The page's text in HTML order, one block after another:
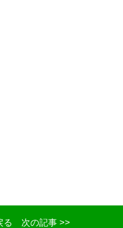
る 次の記事 >>